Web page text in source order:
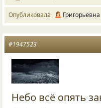
Опубликовала Григорьевна
#1947523
Небо всё опять